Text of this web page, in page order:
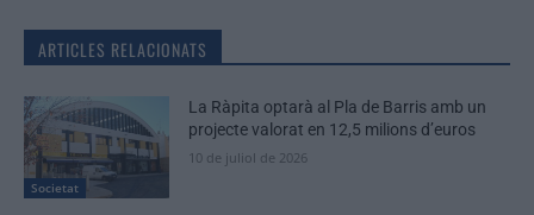
ARTICLES RELACIONATS
Societat
La Ràpita optarà al Pla de Barris amb un
projecte valorat en 12,5 milions d’euros
10 de juliol de 2026